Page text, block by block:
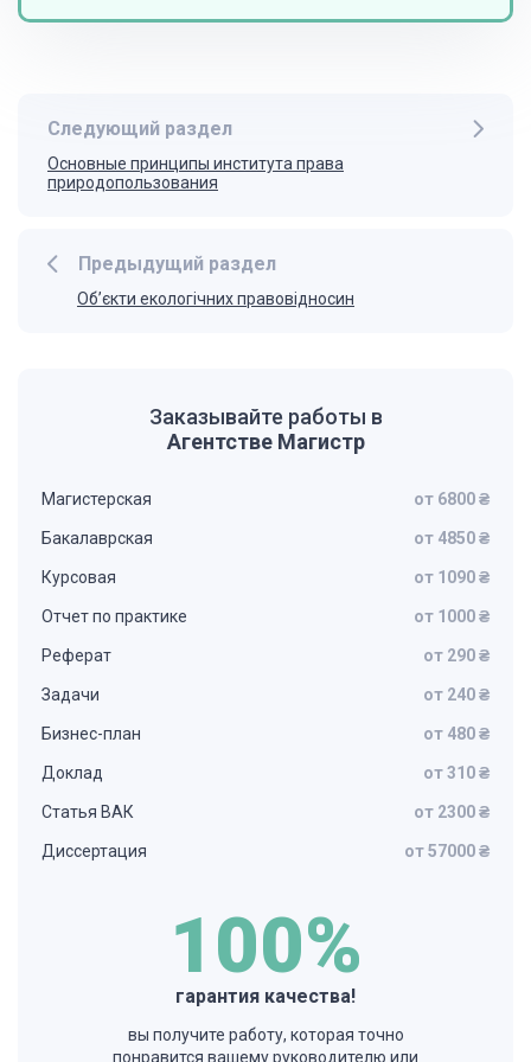
Предыдущий раздел
Об’єкти екологічних правовідносин
Следующий раздел
Основные принципы института права
природопользования
Заказывайте работы в
Агентстве Магистр
Магистерская от 6800 ₴
Бакалаврская от 4850 ₴
Курсовая от 1090 ₴
Отчет по практике от 1000 ₴
Реферат от 290 ₴
Задачи от 240 ₴
Бизнес-план от 480 ₴
Доклад от 310 ₴
Статья ВАК от 2300 ₴
Диссертация от 57000 ₴
100%
гарантия качества!
вы получите работу, которая точно
понравится вашему руководителю или